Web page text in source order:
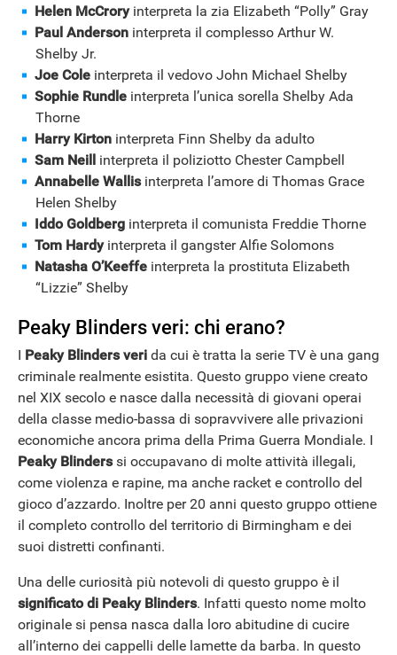
Helen McCroryinterpreta la zia Elizabeth “Polly” Gray
Paul Anderson interpreta il complesso Arthur W.
Shelby Jr.
Joe Cole interpreta il vedovo John Michael Shelby
Sophie Rundle interpreta l’unica sorella Shelby Ada
Thorne
Harry Kirton interpreta Finn Shelby da adulto
Sam Neill interpreta il poliziotto Chester Campbell
Annabelle Wallisinterpreta l’amore di Thomas Grace
Helen Shelby
Iddo Goldberg interpreta il comunista Freddie Thorne
Tom Hardyinterpreta il gangster Alfie Solomons
Natasha O’Keeffe interpreta la prostituta Elizabeth
“Lizzie” Shelby
Peaky Blinders veri: chi erano?
I Peaky Blinders veri da cui è tratta la serie TV è una gang
criminale realmente esistita. Questo gruppo viene creato
nel XIX secolo e nasce dalla necessità di giovani operai
della classe medio-bassa di sopravvivere alle privazioni
economiche ancora prima della Prima Guerra Mondiale. I
Peaky Blinderssi occupavano di molte attività illegali,
come violenza e rapine, ma anche racket e controllo del
gioco d’azzardo. Inoltre per 20 anni questo gruppo ottiene
il completo controllo del territorio di Birmingham e dei
suoi distretti confinanti.
Una delle curiosità più notevoli di questo gruppo è il
significato di Peaky Blinders. Infatti questo nome molto
originale si pensa nasca dalla loro abitudine di cucire
all’interno dei cappelli delle lamette da barba. In questo